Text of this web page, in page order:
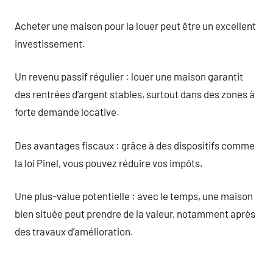
Acheter une maison pour la louer peut être un excellent
investissement.
Un revenu passif régulier : louer une maison garantit
des rentrées d’argent stables, surtout dans des zones à
forte demande locative.
Des avantages fiscaux : grâce à des dispositifs comme
la loi Pinel, vous pouvez réduire vos impôts.
Une plus-value potentielle : avec le temps, une maison
bien située peut prendre de la valeur, notamment après
des travaux d’amélioration.